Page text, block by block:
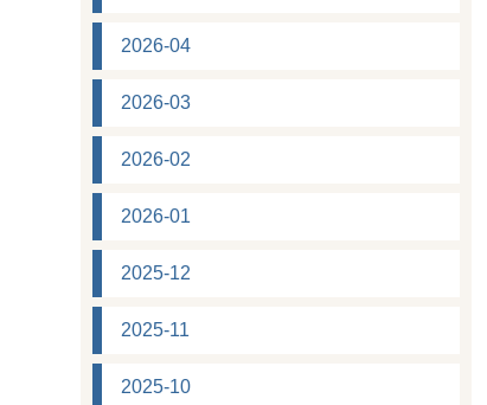
2026-04
2026-03
2026-02
2026-01
2025-12
2025-11
2025-10